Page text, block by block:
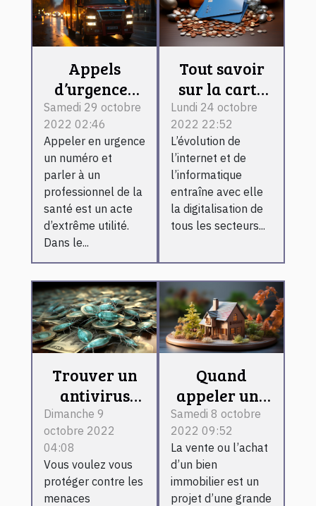
Appels
d’urgences
médicales à
Bordeaux
Samedi 29 octobre
2022 02:46
Appeler en urgence
un numéro et
parler à un
professionnel de la
santé est un acte
d’extrême utilité.
Dans le...
Tout savoir
sur la carte
bancaire.
Lundi 24 octobre
2022 22:52
L’évolution de
l’internet et de
l’informatique
entraîne avec elle
la digitalisation de
tous les secteurs...
Trouver un
antivirus
payant
Dimanche 9
octobre 2022
04:08
Vous voulez vous
protéger contre les
menaces
Quand
appeler une
agence
immobilière ?
Samedi 8 octobre
2022 09:52
La vente ou l’achat
d’un bien
immobilier est un
projet d’une grande